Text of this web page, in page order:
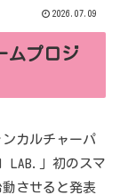
2026.07.09
ムプロジ
カルチャーパ
LAB.」初のスマ
させると発表